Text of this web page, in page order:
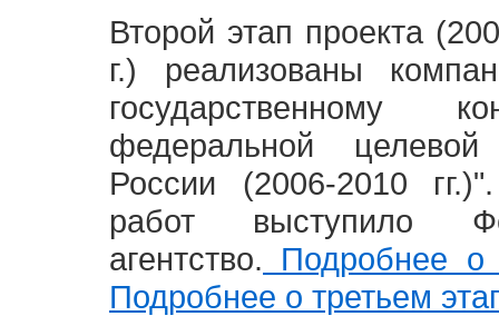
Второй этап проекта
г.) реализованы
государственному
федеральной
России (2006-2010
работ выступило
агентство. Подробнее о
Подробнее о третьем